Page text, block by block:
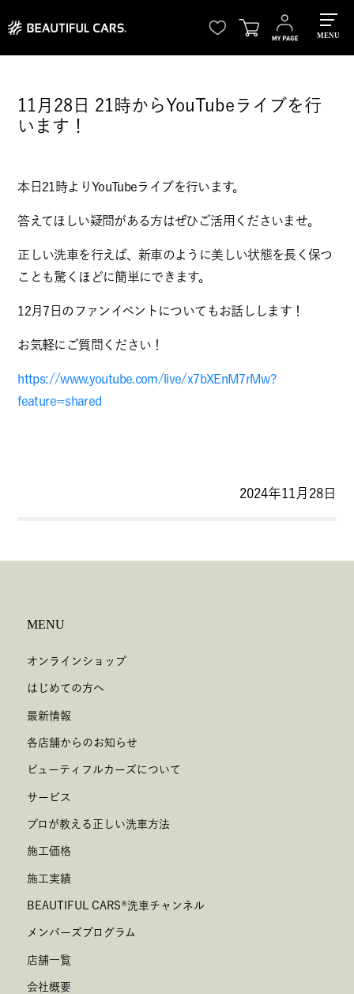
MENU
11月28日 21時からYouTubeライブを行
います！
本日21時よりYouTubeライブを行います。
答えてほしい疑問がある方はぜひご活用くださいませ。
正しい洗車を行えば、新車のように美しい状態を長く保つ
ことも驚くほどに簡単にできます。
12月7日のファンイベントについてもお話しします！
お気軽にご質問ください！
https://www.youtube.com/live/x7bXEnM7rMw?
feature=shared
2024年11月28日
MENU
オンラインショップ
はじめての方へ
最新情報
各店舗からのお知らせ
ビューティフルカーズについて
サービス
プロが教える正しい洗車方法
施工価格
施工実績
BEAUTIFUL CARS®洗車チャンネル
メンバーズプログラム
店舗一覧
会社概要